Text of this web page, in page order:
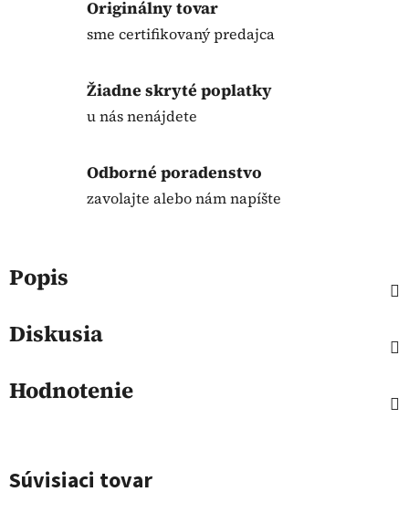
Originálny tovar
sme certifikovaný predajca
Žiadne skryté poplatky
u nás nenájdete
Odborné poradenstvo
zavolajte alebo nám napíšte
Popis
Diskusia
Hodnotenie
Súvisiaci tovar